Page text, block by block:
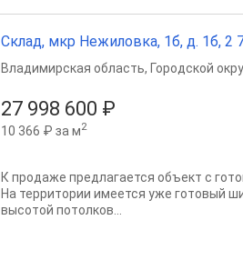
Склад, мкр Нежиловка, 1б, д. 1б, 2
27 998 600 ₽
10 366 ₽ за м2
Владимирская область, Городской
К продаже предлагается объект с
На территории имеется уже готовый
высотой потолков...